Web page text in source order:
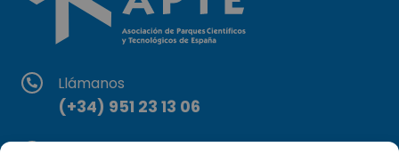
Llámanos
(+34) 951 23 13 06